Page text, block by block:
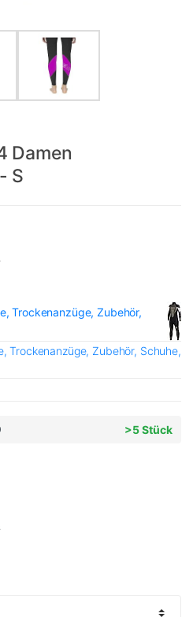
Damen
S
Trockenanzüge, Zubehör,
Trockenanzüge, Zubehör, Schuhe,
>5 Stück